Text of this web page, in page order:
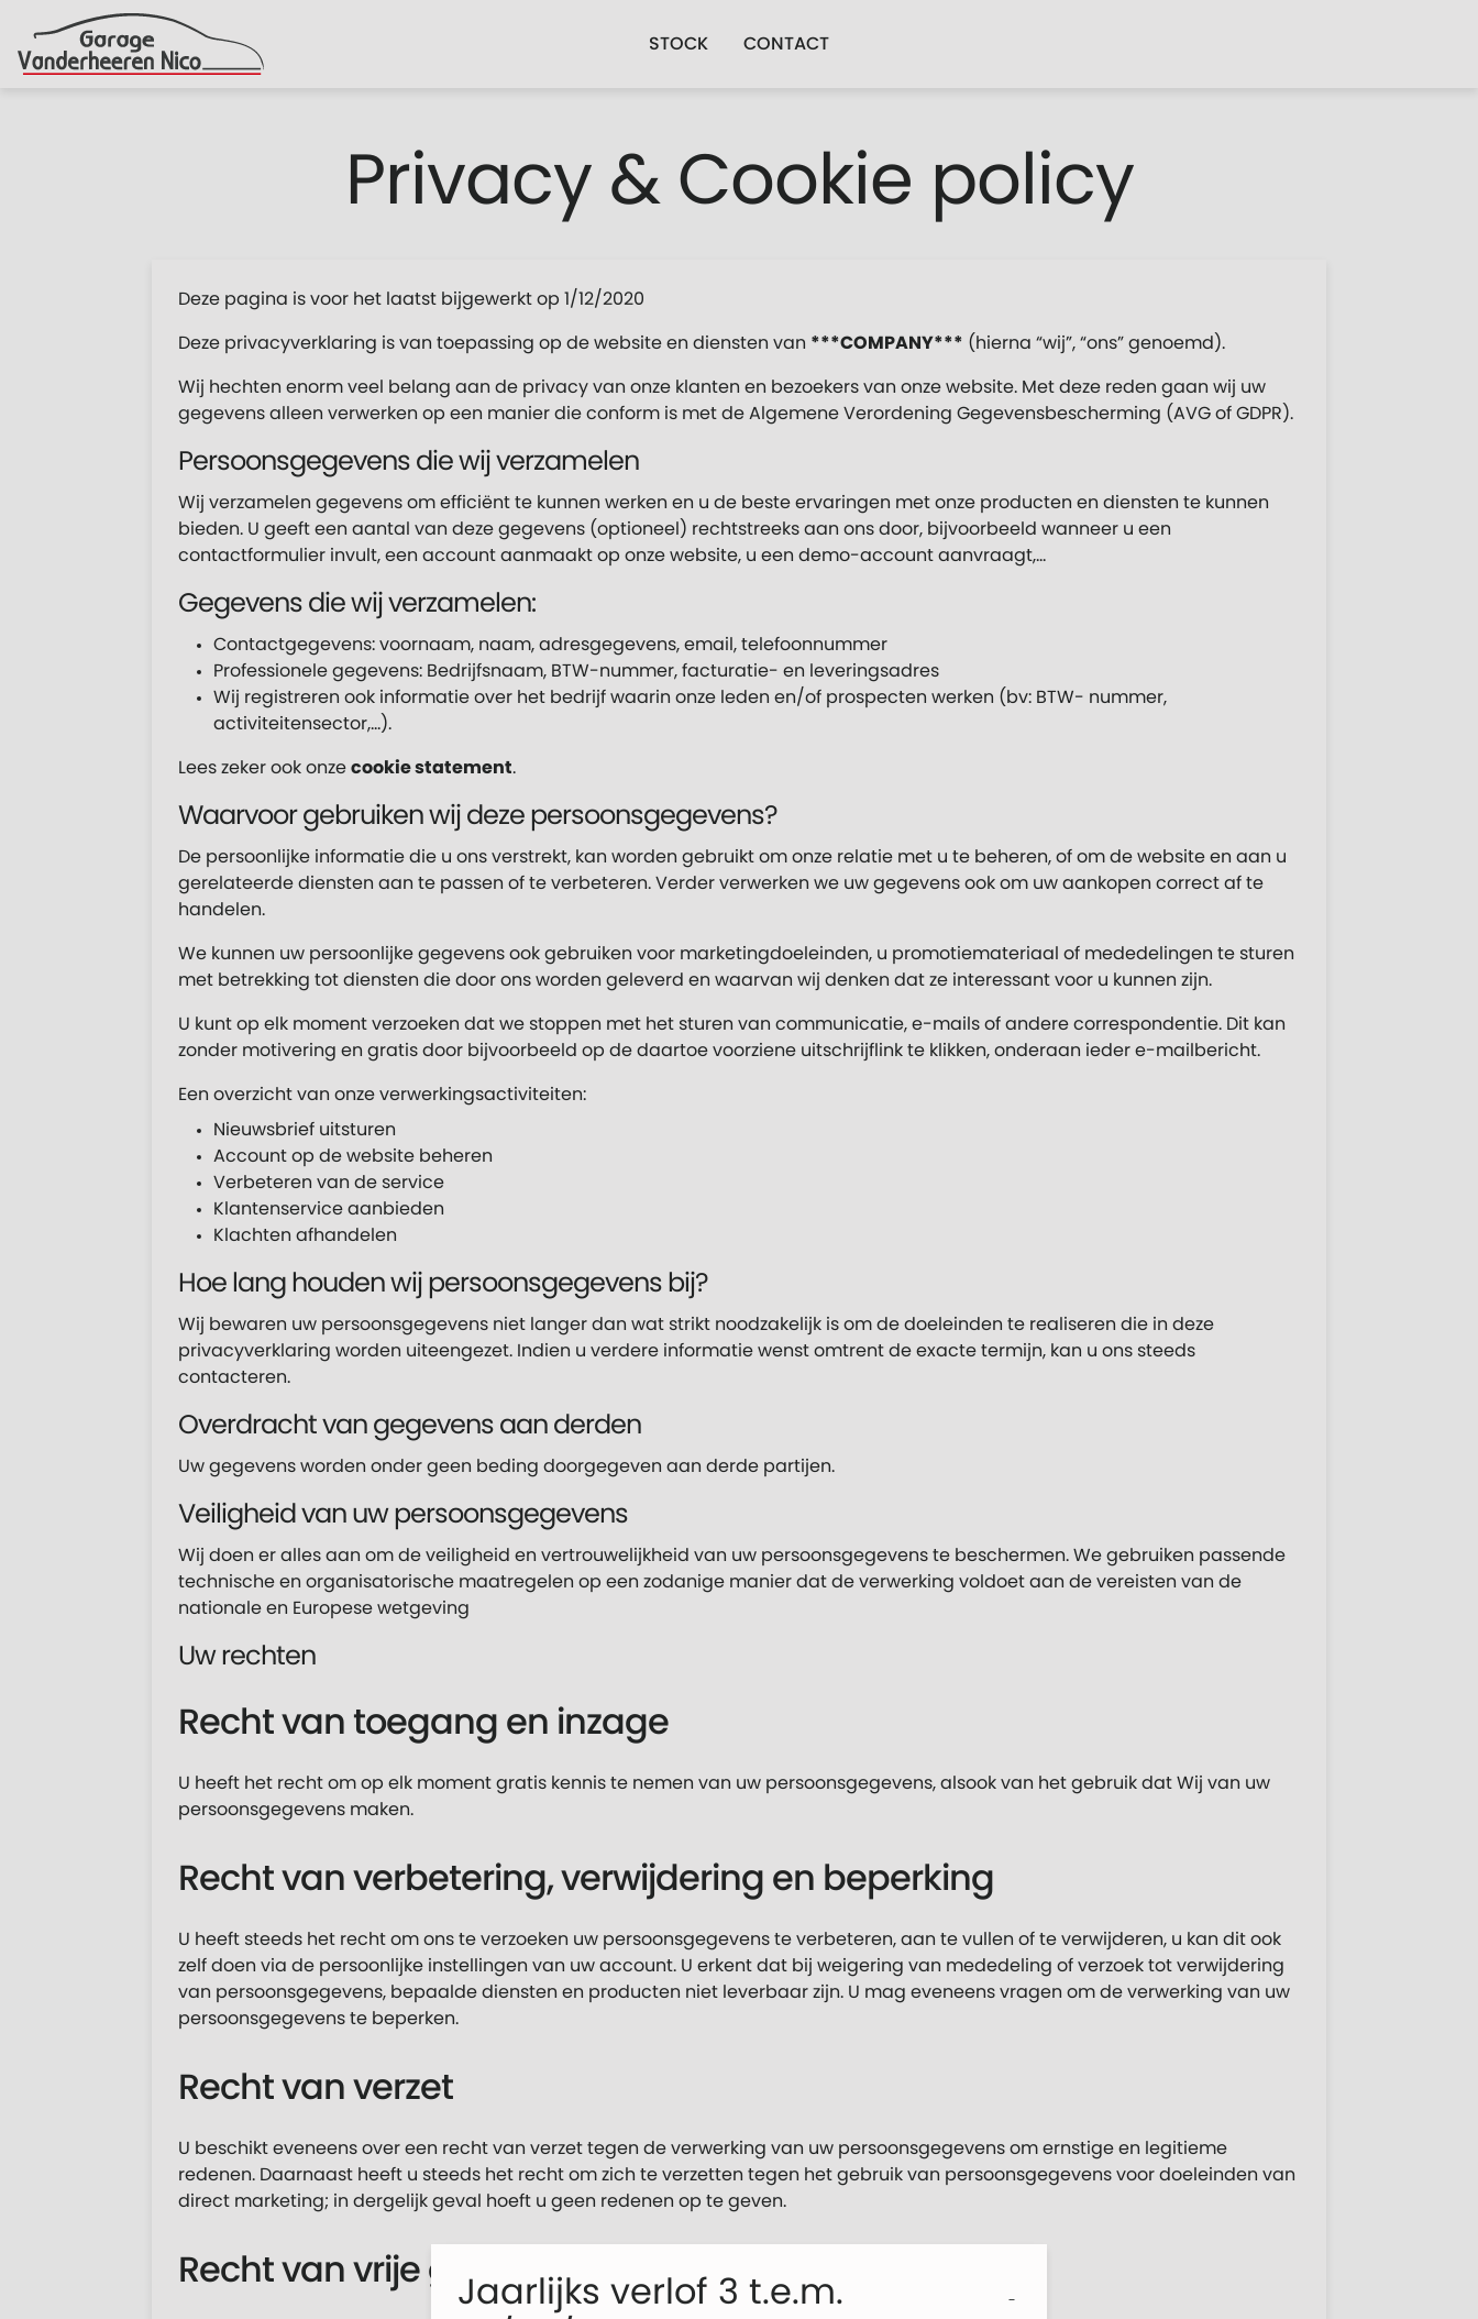
STOCK CONTACT
Privacy & Cookie policy
Deze pagina is voor het laatst bijgewerkt op 1/12/2020
Deze privacyverklaring is van toepassing op de website en diensten van ***COMPANY*** (hierna “wij”, “ons” genoemd).
Wij hechten enorm veel belang aan de privacy van onze klanten en bezoekers van onze website. Met deze reden gaan wij uw
gegevens alleen verwerken op een manier die conform is met de Algemene Verordening Gegevensbescherming (AVG of GDPR).
Persoonsgegevens die wij verzamelen
Wij verzamelen gegevens om efficiënt te kunnen werken en u de beste ervaringen met onze producten en diensten te kunnen
bieden. U geeft een aantal van deze gegevens (optioneel) rechtstreeks aan ons door, bijvoorbeeld wanneer u een
contactformulier invult, een account aanmaakt op onze website, u een demo-account aanvraagt,…
Gegevens die wij verzamelen:
Contactgegevens: voornaam, naam, adresgegevens, email, telefoonnummer
Professionele gegevens: Bedrijfsnaam, BTW-nummer, facturatie- en leveringsadres
Wij registreren ook informatie over het bedrijf waarin onze leden en/of prospecten werken (bv: BTW- nummer,
activiteitensector,…).
Lees zeker ook onze cookie statement.
Waarvoor gebruiken wij deze persoonsgegevens?
De persoonlijke informatie die u ons verstrekt, kan worden gebruikt om onze relatie met u te beheren, of om de website en aan u
gerelateerde diensten aan te passen of te verbeteren. Verder verwerken we uw gegevens ook om uw aankopen correct af te
handelen.
We kunnen uw persoonlijke gegevens ook gebruiken voor marketingdoeleinden, u promotiemateriaal of mededelingen te sturen
met betrekking tot diensten die door ons worden geleverd en waarvan wij denken dat ze interessant voor u kunnen zijn.
U kunt op elk moment verzoeken dat we stoppen met het sturen van communicatie, e-mails of andere correspondentie. Dit kan
zonder motivering en gratis door bijvoorbeeld op de daartoe voorziene uitschrijflink te klikken, onderaan ieder e-mailbericht.
Een overzicht van onze verwerkingsactiviteiten:
Nieuwsbrief uitsturen
Account op de website beheren
Verbeteren van de service
Klantenservice aanbieden
Klachten afhandelen
Hoe lang houden wij persoonsgegevens bij?
Wij bewaren uw persoonsgegevens niet langer dan wat strikt noodzakelijk is om de doeleinden te realiseren die in deze
privacyverklaring worden uiteengezet. Indien u verdere informatie wenst omtrent de exacte termijn, kan u ons steeds
contacteren.
Overdracht van gegevens aan derden
Uw gegevens worden onder geen beding doorgegeven aan derde partijen.
Veiligheid van uw persoonsgegevens
Wij doen er alles aan om de veiligheid en vertrouwelijkheid van uw persoonsgegevens te beschermen. We gebruiken passende
technische en organisatorische maatregelen op een zodanige manier dat de verwerking voldoet aan de vereisten van de
nationale en Europese wetgeving
Uw rechten
Recht van toegang en inzage
U heeft het recht om op elk moment gratis kennis te nemen van uw persoonsgegevens, alsook van het gebruik dat Wij van uw
persoonsgegevens maken.
Recht van verbetering, verwijdering en beperking
U heeft steeds het recht om ons te verzoeken uw persoonsgegevens te verbeteren, aan te vullen of te verwijderen, u kan dit ook
zelf doen via de persoonlijke instellingen van uw account. U erkent dat bij weigering van mededeling of verzoek tot verwijdering
van persoonsgegevens, bepaalde diensten en producten niet leverbaar zijn. U mag eveneens vragen om de verwerking van uw
persoonsgegevens te beperken.
Recht van verzet
U beschikt eveneens over een recht van verzet tegen de verwerking van uw persoonsgegevens om ernstige en legitieme
redenen. Daarnaast heeft u steeds het recht om zich te verzetten tegen het gebruik van persoonsgegevens voor doeleinden van
direct marketing; in dergelijk geval hoeft u geen redenen op te geven.
Recht van vrije gegevensoverdracht
Jaarlijks verlof 3 t.e.m.